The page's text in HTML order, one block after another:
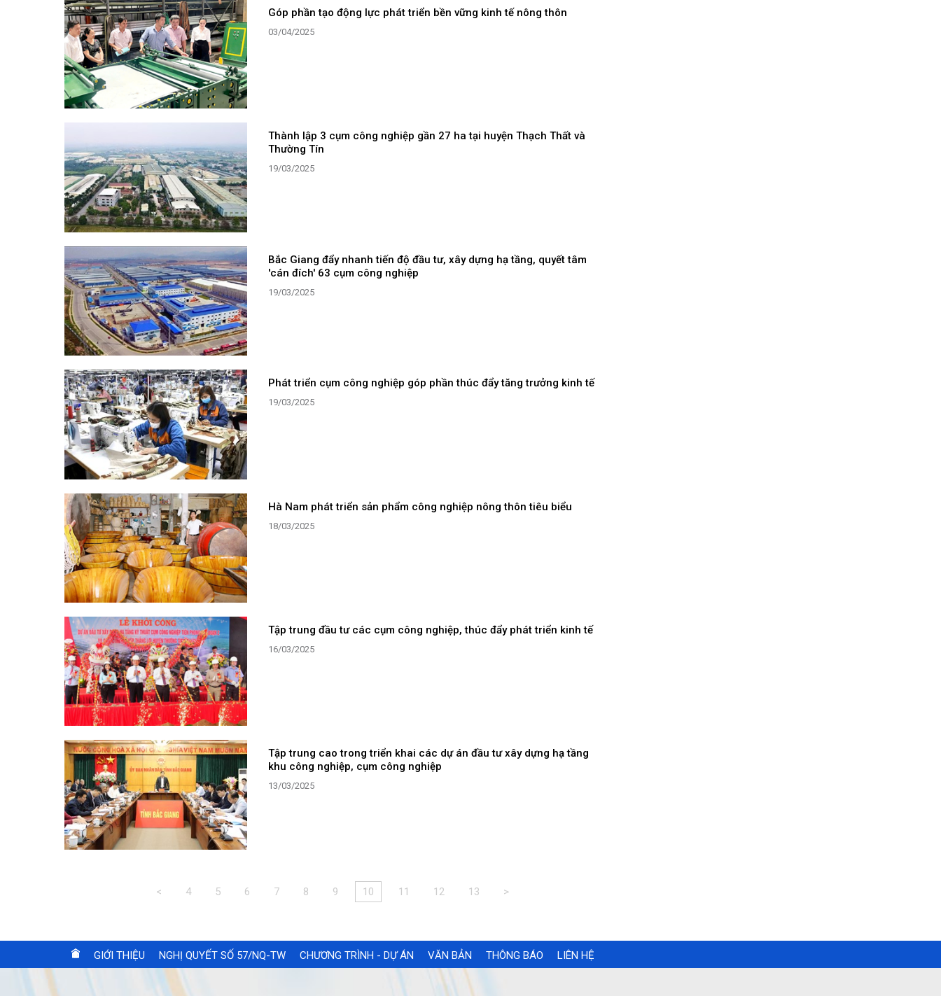
Góp phần tạo động lực phát triển bền vững kinh tế nông thôn
03/04/2025
Thành lập 3 cụm công nghiệp gần 27 ha tại huyện Thạch Thất và
Thường Tín
19/03/2025
Bắc Giang đẩy nhanh tiến độ đầu tư, xây dựng hạ tầng, quyết tâm
'cán đích' 63 cụm công nghiệp
19/03/2025
Phát triển cụm công nghiệp góp phần thúc đẩy tăng trưởng kinh tế
19/03/2025
Hà Nam phát triển sản phẩm công nghiệp nông thôn tiêu biểu
18/03/2025
Tập trung đầu tư các cụm công nghiệp, thúc đẩy phát triển kinh tế
16/03/2025
Tập trung cao trong triển khai các dự án đầu tư xây dựng hạ tầng
khu công nghiệp, cụm công nghiệp
13/03/2025
< 4 5 6 7 8 9 10 11 12 13 >
GIỚI THIỆU NGHỊ QUYẾT SỐ 57/NQ-TW CHƯƠNG TRÌNH - DỰ ÁN VĂN BẢN THÔNG BÁO LIÊN HỆ